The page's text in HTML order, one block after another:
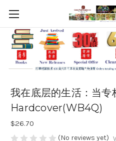
我在底层的生活：当专
Hardcover(WB4Q)
$26.70
(No reviews yet)